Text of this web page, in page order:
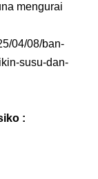
mengurai
04/08/ban-
susu-dan-
: